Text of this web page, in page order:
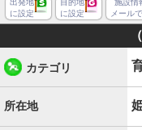
に設定
に設定
メール
カテゴリ
所在地